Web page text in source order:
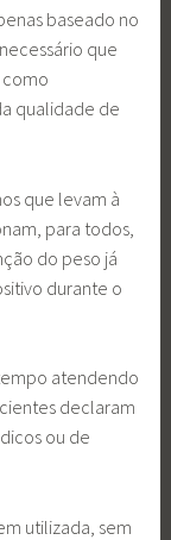
baseado no
que
como
qualidade de
que levam à
para todos,
do peso já
durante o
atendendo
declaram
ou de
utilizada, sem